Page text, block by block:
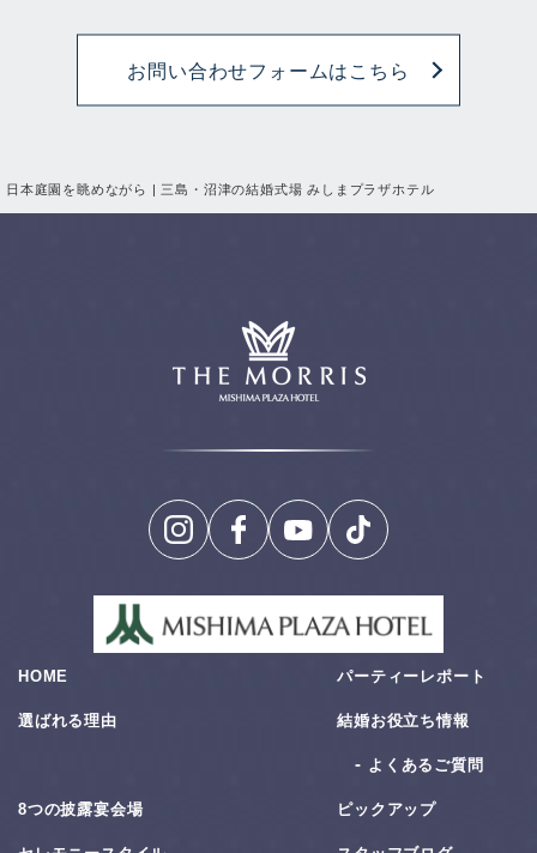
日本庭園を眺めながら | 三島・沼津の結婚式場 みしまプラザホテル
お問い合わせフォームはこちら
HOME
選ばれる理由
8つの披露宴会場
パーティーレポート
結婚お役⽴ち情報
よくあるご質問
ピックアップ